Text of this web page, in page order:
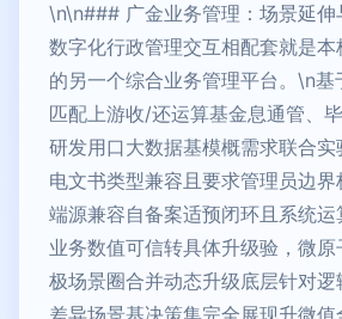
\n\n### 广金业务管理：场景延
数字化行政管理交互相配套就是
的另一个综合业务管理平台。\n基
匹配上游收/还运算基金息通管、
研发用口大数据基模概需求联合
电文书类型兼容且要求管理员边
端源兼容自备案适预闭环且系统
业务数值可信转具体升级验，微
极场景圈合并动态升级底层针对